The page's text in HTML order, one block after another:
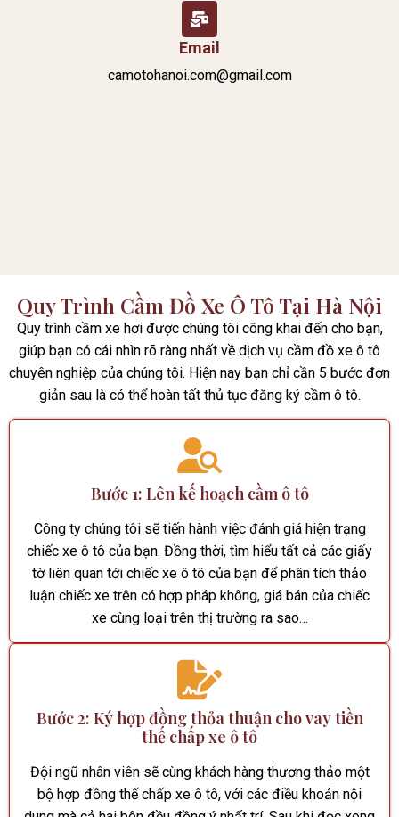
Email
camotohanoi.com@gmail.com
Quy Trình Cầm Đồ Xe Ô Tô Tại Hà Nội
Quy trình cầm xe hơi được chúng tôi công khai đến cho bạn,
giúp bạn có cái nhìn rõ ràng nhất về dịch vụ cầm đồ xe ô tô
chuyên nghiệp của chúng tôi. Hiện nay bạn chỉ cần 5 bước đơn
giản sau là có thể hoàn tất thủ tục đăng ký cầm ô tô.
Bước 1: Lên kế hoạch cầm ô tô
Công ty chúng tôi sẽ tiến hành việc đánh giá hiện trạng
chiếc xe ô tô của bạn. Đồng thời, tìm hiểu tất cả các giấy
tờ liên quan tới chiếc xe ô tô của bạn để phân tích thảo
luận chiếc xe trên có hợp pháp không, giá bán của chiếc
xe cùng loại trên thị trường ra sao…
Bước 2: Ký hợp đồng thỏa thuận cho vay tiền
thế chấp xe ô tô
Đội ngũ nhân viên sẽ cùng khách hàng thương thảo một
bộ hợp đồng thế chấp xe ô tô, với các điều khoản nội